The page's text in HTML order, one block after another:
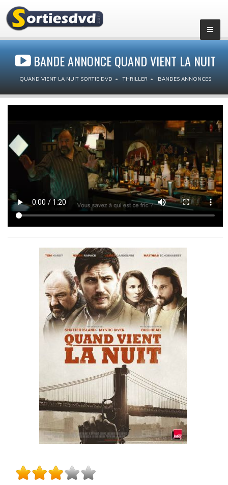
BANDE ANNONCE QUAND VIENT LA NUIT
QUAND VIENT LA NUIT SORTIE DVD THRILLER BANDES ANNONCES